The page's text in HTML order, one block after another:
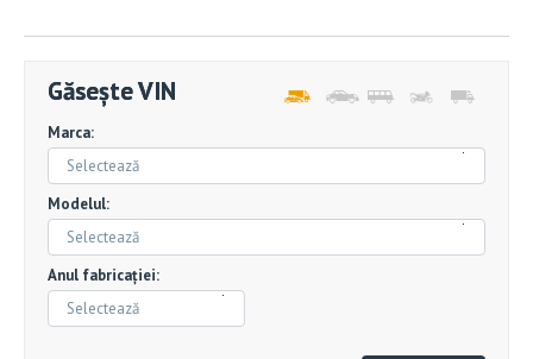
Găsește VIN
Marca:
Selectează
Modelul:
Selectează
Anul fabricației:
Selectează